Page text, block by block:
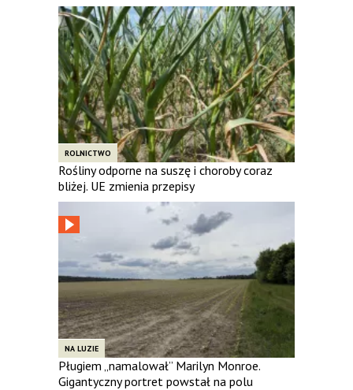
ROLNICTWO
Rośliny odporne na suszę i choroby coraz
bliżej. UE zmienia przepisy
NA LUZIE
Pługiem „namalował” Marilyn Monroe.
Gigantyczny portret powstał na polu